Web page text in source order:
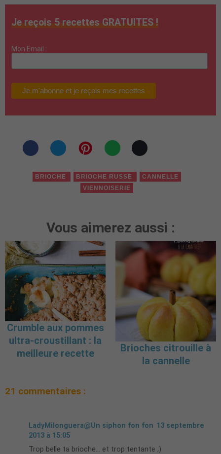
Je reçois 5 recettes GRATUITES !
Mon Email :
BRIOCHE BRIOCHE RUSSE
CANNELLE
VIENNOISERIE
Vous aimerez aussi :
Crumble aux pommes
ultra-croustillant : la
meilleure recette
Brioches citrouille à
la cannelle
21 commentaires :
LadyMilonguera@Un siphon fon fon 13 septembre
2013 à 15:05
Trop belle ta brioche... et trop tentante ;)